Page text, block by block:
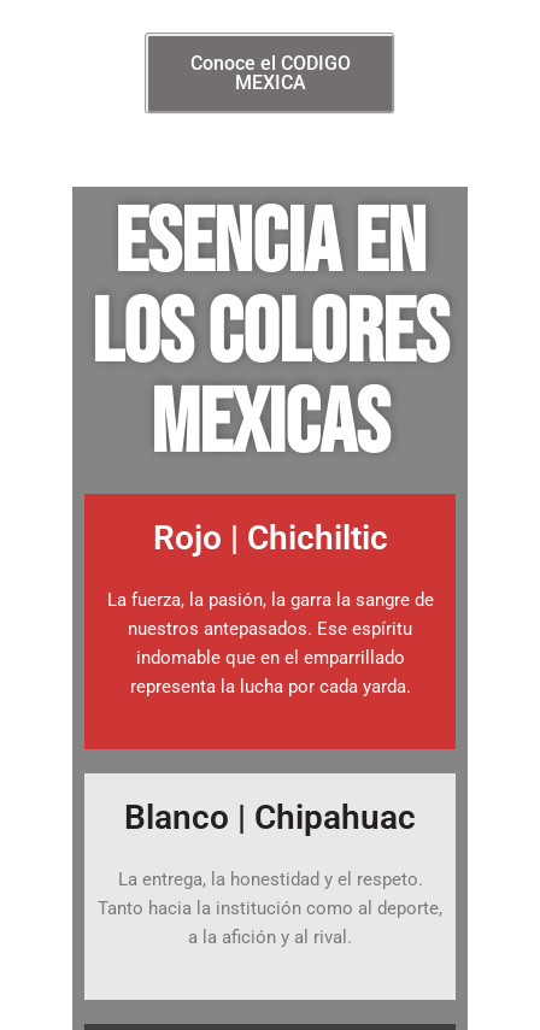
Conoce el CODIGO
MEXICA
esencia en
los colores
MExicas
Rojo | Chichiltic
La fuerza, la pasión, la garra la sangre de
nuestros antepasados. Ese espíritu
indomable que en el emparrillado
representa la lucha por cada yarda.
Blanco | Chipahuac
La entrega, la honestidad y el respeto.
Tanto hacia la institución como al deporte,
a la afición y al rival.